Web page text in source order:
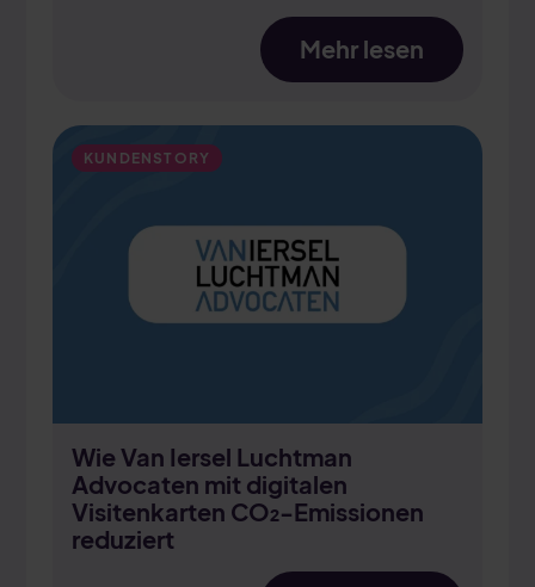
Mehr lesen
KUNDENSTORY
Wie Van Iersel Luchtman
Advocaten mit digitalen
Visitenkarten CO₂-Emissionen
reduziert